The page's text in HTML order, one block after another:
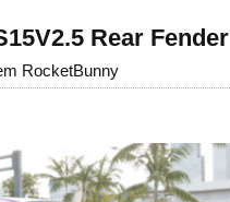
Rear Fender
RocketBunny